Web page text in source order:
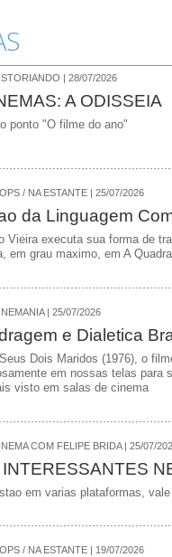
| 28/07/2026
A ODISSEIA
ponto "O filme do ano"
/ NA ESTANTE | 25/07/2026
da Linguagem
Vieira executa sua forma de
em grau maximo, em A
| 25/07/2026
e Dialetica
Dois Maridos (1976), o
em nossas telas para
visto em salas de cinema
COM FELIPE BRIDA | 25/07/
em varias plataformas,
/ NA ESTANTE | 19/07/2026